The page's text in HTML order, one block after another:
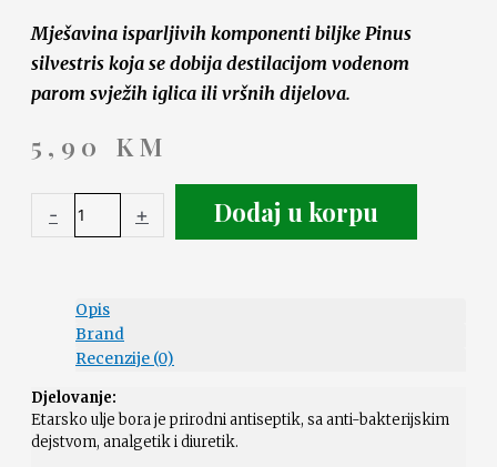
Mješavina isparljivih komponenti biljke Pinus
silvestris koja se dobija destilacijom vodenom
parom svježih iglica ili vršnih dijelova.
5,90 KM
- + Dodaj u korpu
Opis
Brand
Recenzije (0)
Djelovanje:
Etarsko ulje bora je prirodni antiseptik, sa anti-bakterijskim
dejstvom, analgetik i diuretik.